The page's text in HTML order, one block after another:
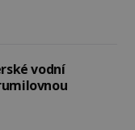
vodní